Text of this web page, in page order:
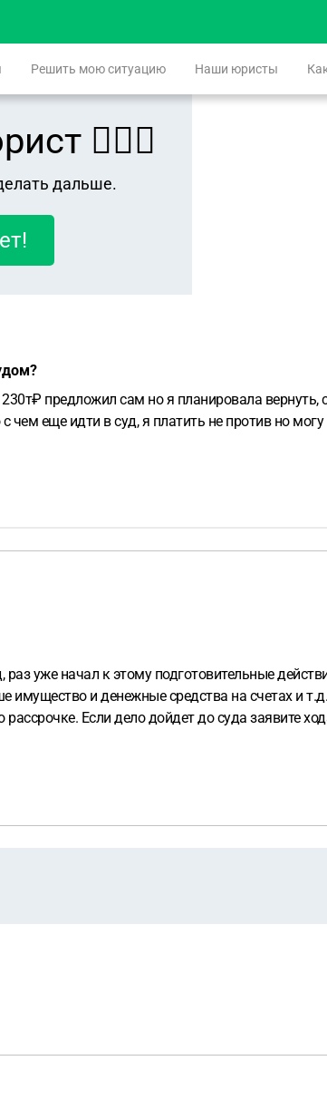
Решить мою ситуацию Наши юристы
👨🏻‍⚖️
дальше.
предложил сам но я планировала вернуть,
чем еще идти в суд, я платить не против но
уже начал к этому подготовительные
имущество и денежные средства на счетах и т.д.
Если дело дойдет до суда заявите